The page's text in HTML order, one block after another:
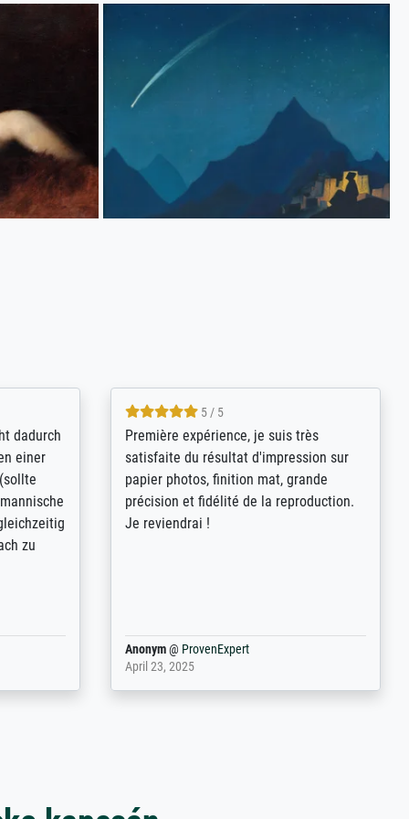
sich
(ein
-
4.8 / 5
Qualité absolument irréprochable.
Extraordinaire diversité des thèmes
abordés et personnalisation des
demandes (recadrage, réajustement des
couleurs). Relation clientèle parfaite.
Anonym@ ProvenExpert
March 31, 2025